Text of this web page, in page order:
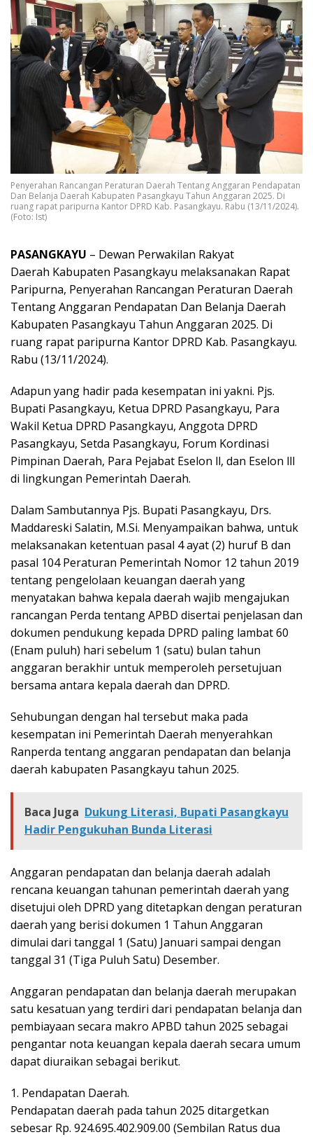
Penyerahan Rancangan Peraturan Daerah Tentang Anggaran Pendapatan
Dan Belanja Daerah Kabupaten Pasangkayu Tahun Anggaran 2025. Di
ruang rapat paripurna Kantor DPRD Kab. Pasangkayu. Rabu (13/11/2024).
(Foto: Ist)
PASANGKAYU – Dewan Perwakilan Rakyat
Daerah Kabupaten Pasangkayu melaksanakan Rapat
Paripurna, Penyerahan Rancangan Peraturan Daerah
Tentang Anggaran Pendapatan Dan Belanja Daerah
Kabupaten Pasangkayu Tahun Anggaran 2025. Di
ruang rapat paripurna Kantor DPRD Kab. Pasangkayu.
Rabu (13/11/2024).
Adapun yang hadir pada kesempatan ini yakni. Pjs.
Bupati Pasangkayu, Ketua DPRD Pasangkayu, Para
Wakil Ketua DPRD Pasangkayu, Anggota DPRD
Pasangkayu, Setda Pasangkayu, Forum Kordinasi
Pimpinan Daerah, Para Pejabat Eselon ll, dan Eselon lll
di lingkungan Pemerintah Daerah.
Dalam Sambutannya Pjs. Bupati Pasangkayu, Drs.
Maddareski Salatin, M.Si. Menyampaikan bahwa, untuk
melaksanakan ketentuan pasal 4 ayat (2) huruf B dan
pasal 104 Peraturan Pemerintah Nomor 12 tahun 2019
tentang pengelolaan keuangan daerah yang
menyatakan bahwa kepala daerah wajib mengajukan
rancangan Perda tentang APBD disertai penjelasan dan
dokumen pendukung kepada DPRD paling lambat 60
(Enam puluh) hari sebelum 1 (satu) bulan tahun
anggaran berakhir untuk memperoleh persetujuan
bersama antara kepala daerah dan DPRD.
Sehubungan dengan hal tersebut maka pada
kesempatan ini Pemerintah Daerah menyerahkan
Ranperda tentang anggaran pendapatan dan belanja
daerah kabupaten Pasangkayu tahun 2025.
Baca Juga Dukung Literasi, Bupati Pasangkayu
Hadir Pengukuhan Bunda Literasi
Anggaran pendapatan dan belanja daerah adalah
rencana keuangan tahunan pemerintah daerah yang
disetujui oleh DPRD yang ditetapkan dengan peraturan
daerah yang berisi dokumen 1 Tahun Anggaran
dimulai dari tanggal 1 (Satu) Januari sampai dengan
tanggal 31 (Tiga Puluh Satu) Desember.
Anggaran pendapatan dan belanja daerah merupakan
satu kesatuan yang terdiri dari pendapatan belanja dan
pembiayaan secara makro APBD tahun 2025 sebagai
pengantar nota keuangan kepala daerah secara umum
dapat diuraikan sebagai berikut.
1. Pendapatan Daerah.
Pendapatan daerah pada tahun 2025 ditargetkan
sebesar Rp. 924.695.402.909.00 (Sembilan Ratus dua